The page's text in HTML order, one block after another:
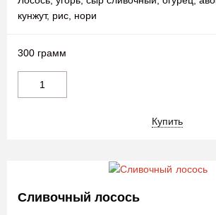
кунжут, рис, нори
300 грамм
Купить
Сливочный лосось